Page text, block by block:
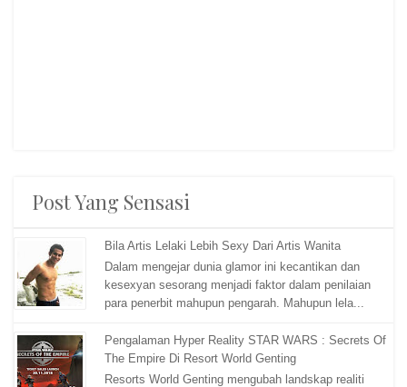
Post Yang Sensasi
Bila Artis Lelaki Lebih Sexy Dari Artis Wanita
Dalam mengejar dunia glamor ini kecantikan dan
kesexyan sesorang menjadi faktor dalam penilaian
para penerbit mahupun pengarah. Mahupun lela...
Pengalaman Hyper Reality STAR WARS : Secrets Of
The Empire Di Resort World Genting
Resorts World Genting mengubah landskap realiti